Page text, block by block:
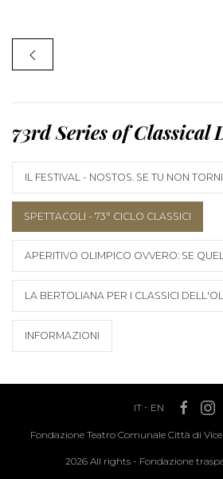
73rd Series of Classical
IL FESTIVAL - NOSTOS. SE TU NON TORNI
SPETTACOLI - 73° CICLO CLASSICI
APERITIVO OLIMPICO OVVERO: SE
LA BERTOLIANA PER I CLASSICI
INFORMAZIONI
IT- EN
Fondazione Teatro Comunale Città di
2026 All rights - Fondazione